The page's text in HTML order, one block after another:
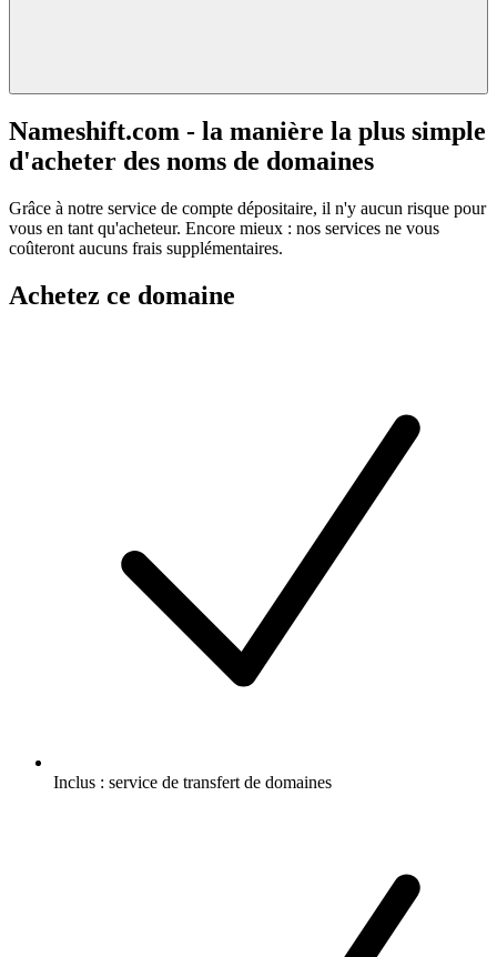
Nameshift.com - la manière la plus simple
d'acheter des noms de domaines
Grâce à notre service de compte dépositaire, il n'y aucun risque pour
vous en tant qu'acheteur. Encore mieux : nos services ne vous
coûteront aucuns frais supplémentaires.
Achetez ce domaine
Inclus : service de transfert de domaines